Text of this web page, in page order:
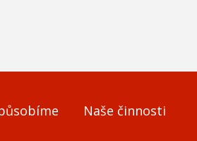
Naše činnosti